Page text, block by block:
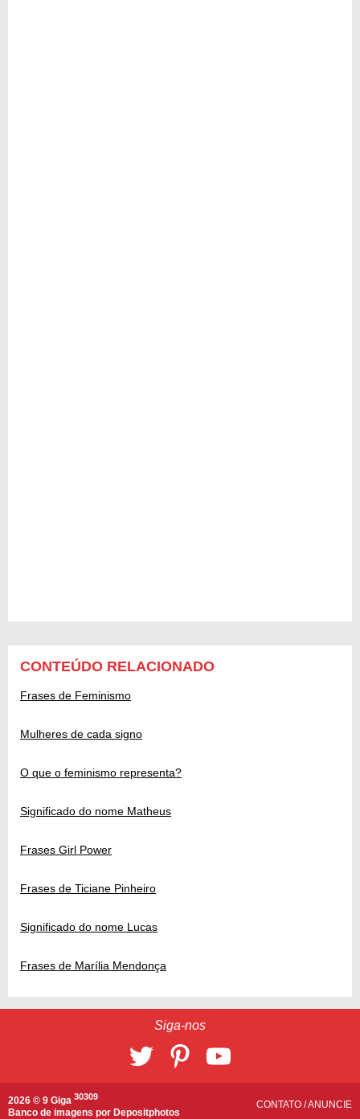
CONTEÚDO RELACIONADO
Frases de Feminismo
Mulheres de cada signo
O que o feminismo representa?
Significado do nome Matheus
Frases Girl Power
Frases de Ticiane Pinheiro
Significado do nome Lucas
Frases de Marília Mendonça
Siga-nos
2026 © 9 Giga 30309
Banco de imagens por Depositphotos
CONTATO /ANUNCIE